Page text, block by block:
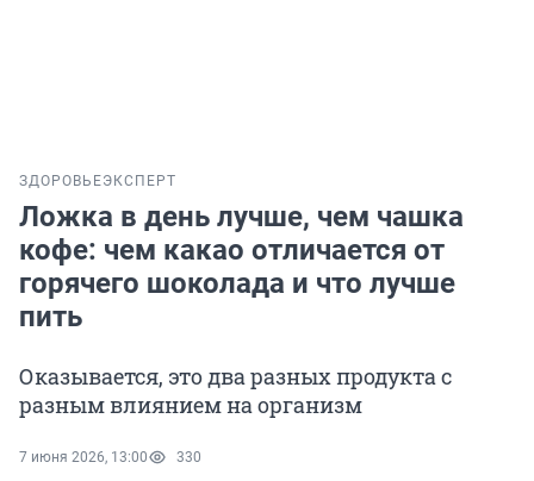
ЗДОРОВЬЕЭКСПЕРТ
Ложка в день лучше, чем чашка
кофе: чем какао отличается от
горячего шоколада и что лучше
пить
Оказывается, это два разных продукта с
разным влиянием на организм
7 июня 2026, 13:00 330